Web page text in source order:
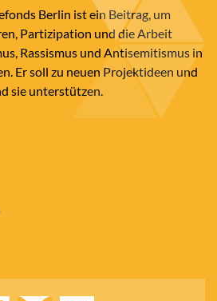
Berlin ist ein Beitrag, um
Partizipation und die Arbeit
Rassismus und Antisemitismus in
Er soll zu neuen Projektideen und
sie unterstützen.